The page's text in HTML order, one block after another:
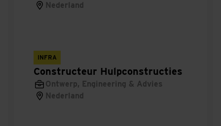
Stage op de bouw van de rechtbank in Almelo
Uitvoerder Woningbouw Suikerzijde
Leerwerktraject werkvoorbereider bij Dura
Vermeer Bouw Hengelo
Nederland
Constructeur Hulpconstructies
Ontwerp, Engineering & Advies
Nederland
INFRA